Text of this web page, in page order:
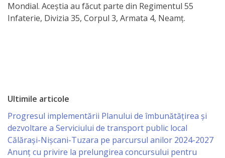
Aparatul
Primăriei
Călăraşi
Contabilitate
Mondial. Aceștia au făcut parte din Regimentul 55
Infaterie, Divizia 35, Corpul 3, Armata 4, Neamț.
Ultimile articole
Progresul implementării Planului de îmbunătățirea și
dezvoltare a Serviciului de transport public local
Călărași-Nișcani-Tuzara pe parcursul anilor 2024-2027
Anunț cu privire la prelungirea concursului pentru